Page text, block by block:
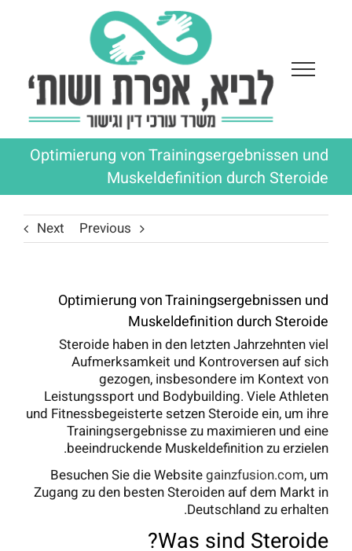
Optimierung von Trainingsergebnissen und
Muskeldefinition durch Steroide
Previous
Next
Optimierung von Trainingsergebnissen und
Muskeldefinition durch Steroide
Steroide haben in den letzten Jahrzehnten viel
Aufmerksamkeit und Kontroversen auf sich
gezogen, insbesondere im Kontext von
Leistungssport und Bodybuilding. Viele Athleten
und Fitnessbegeisterte setzen Steroide ein, um ihre
Trainingsergebnisse zu maximieren und eine
beeindruckende Muskeldefinition zu erzielen.
Besuchen Sie die Websitegainzfusion.com, um
Zugang zu den besten Steroiden auf dem Markt in
Deutschland zu erhalten.
Was sind Steroide?